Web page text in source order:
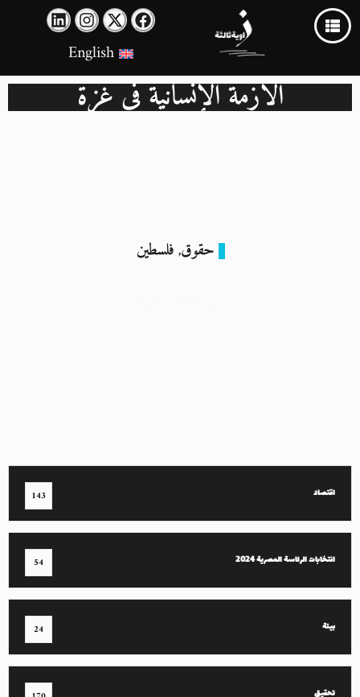
English
الأزمة الإنسانية في غزة
حقوق, فلسطين
اقتصاد 143
انتخابات الرئاسة المصرية 2024 54
بيئة 24
تحقيق